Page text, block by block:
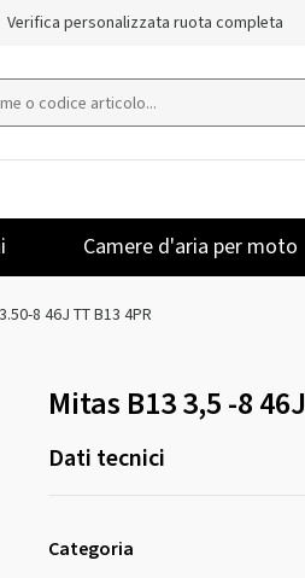
Verifica personalizzata ruota completa
Camere d'aria per moto
3.50-8 46J TT B13 4PR
Mitas B13 3,5 -8 46J
Dati tecnici
Categoria